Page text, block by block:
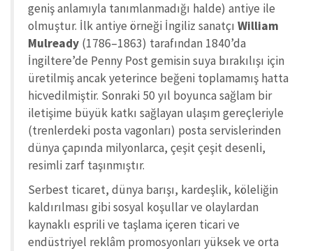
geniş anlamıyla tanımlanmadığı halde) antiye ile
olmuştur. İlk antiye örneği İngiliz sanatçı William
Mulready (1786–1863) tarafından 1840’da
İngiltere’de Penny Post gemisin suya bırakılışı için
üretilmiş ancak yeterince beğeni toplamamış hatta
hicvedilmiştir. Sonraki 50 yıl boyunca sağlam bir
iletişime büyük katkı sağlayan ulaşım gereçleriyle
(trenlerdeki posta vagonları) posta servislerinden
dünya çapında milyonlarca, çeşit çeşit desenli,
resimli zarf taşınmıştır.
Serbest ticaret, dünya barışı, kardeşlik, köleliğin
kaldırılması gibi sosyal koşullar ve olaylardan
kaynaklı esprili ve taşlama içeren ticari ve
endüstriyel reklâm promosyonları yüksek ve orta